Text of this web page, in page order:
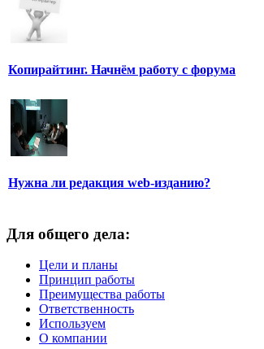
Копирайтинг. Начнём работу с форума
Нужна ли редакция web-изданию?
Для общего дела:
Цели и планы
Принцип работы
Преимущества работы
Ответственность
Используем
О компании